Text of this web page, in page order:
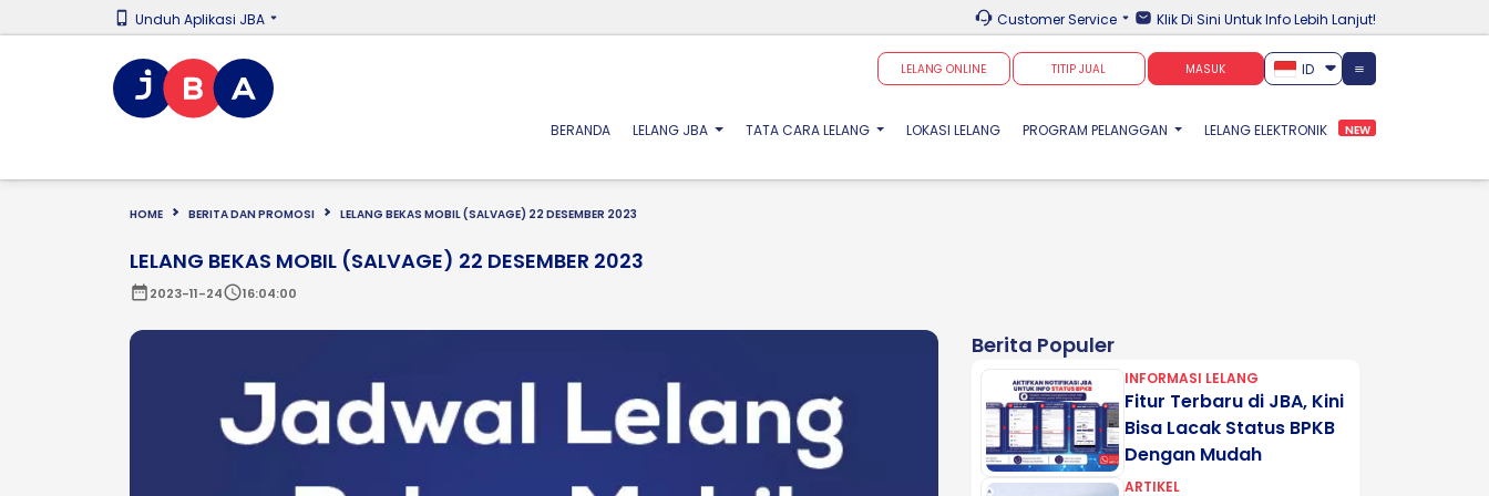
Unduh Aplikasi JBA Customer Service Klik Di Sini Untuk Info Lebih Lanjut!
LELANG ONLINE TITIP JUAL MASUK ID
BERANDA(CURRENT)
LELANG JBA TATA CARA LELANG LOKASI LELANG PROGRAM PELANGGAN LELANG ELEKTRONIK NEW
HOME BERITA DAN PROMOSI LELANG BEKAS MOBIL (SALVAGE) 22 DESEMBER 2023
LELANG BEKAS MOBIL (SALVAGE) 22 DESEMBER 2023
date_range2023-11-24schedule16:04:00
Berita Populer
INFORMASI LELANG
Fitur Terbaru di JBA, Kini
Bisa Lacak Status BPKB
Dengan Mudah
ARTIKEL